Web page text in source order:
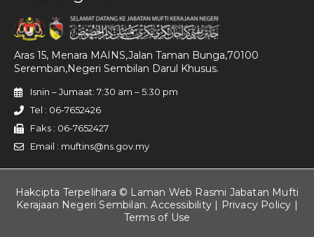
Aras 15, Menara MAINS,Jalan Taman Bunga,70100
Seremban,Negeri Sembilan Darul Khusus.
Isnin – Jumaat: 7:30 am – 5:30 pm
Tel : 06-7652426
Faks : 06-7652427
Email : muftins@ns.gov.my
Hakcipta Terpelihara © Laman Web Rasmi Jabatan Mufti
Kerajaan Negeri Sembilan. Accessibility | Privacy Policy |
Terms of Use